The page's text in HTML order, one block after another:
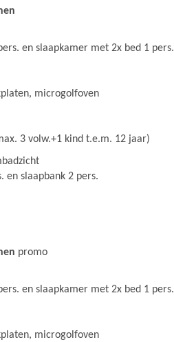
en slaapkamer met 2x bed 1 pers.
microgolfoven
3 volw.+1 kind t.e.m. 12 jaar)
en slaapbank 2 pers.
promo
en slaapkamer met 2x bed 1 pers.
microgolfoven